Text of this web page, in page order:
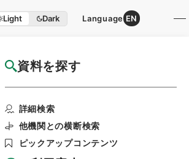
Light Dark Language EN
資料を探す
詳細検索
他機関との横断検索
ピックアップコンテンツ
国立公文書館HP利用案内